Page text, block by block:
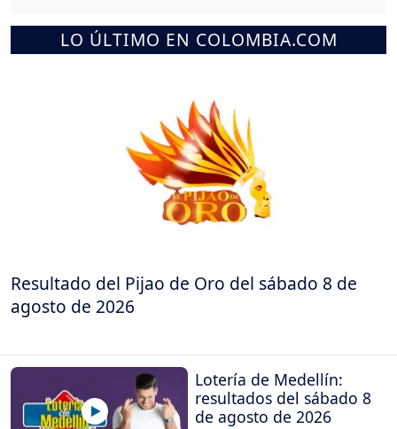
LO ÚLTIMO EN COLOMBIA.COM
Resultado del Pijao de Oro del sábado 8 de
agosto de 2026
Lotería de Medellín:
resultados del sábado 8
de agosto de 2026